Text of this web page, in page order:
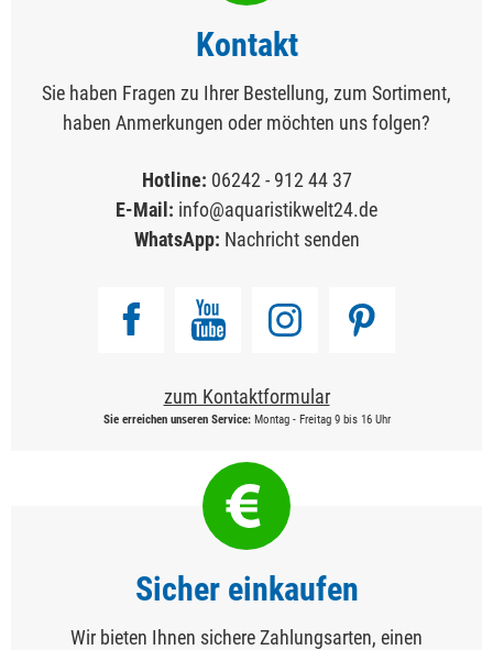
Kontakt
Sie haben Fragen zu Ihrer Bestellung, zum Sortiment,
haben Anmerkungen oder möchten uns folgen?
Hotline: 06242 - 912 44 37
E-Mail: info@aquaristikwelt24.de
WhatsApp: Nachricht senden
zum Kontaktformular
Sie erreichen unseren Service:Montag - Freitag 9 bis 16 Uhr
Sicher einkaufen
Wir bieten Ihnen sichere Zahlungsarten, einen